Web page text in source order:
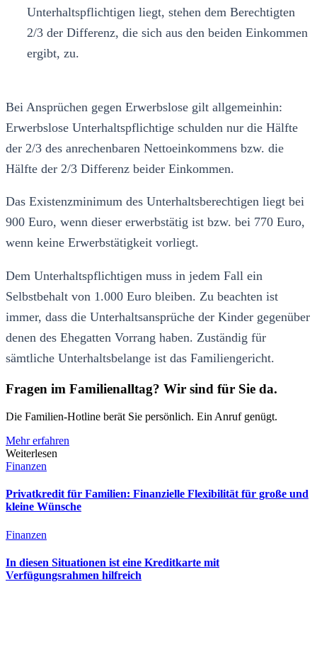
Unterhaltspflichtigen liegt, stehen dem Berechtigten
2/3 der Differenz, die sich aus den beiden Einkommen
ergibt, zu.
Bei Ansprüchen gegen Erwerbslose gilt allgemeinhin:
Erwerbslose Unterhaltspflichtige schulden nur die Hälfte
der 2/3 des anrechenbaren Nettoeinkommens bzw. die
Hälfte der 2/3 Differenz beider Einkommen.
Das Existenzminimum des Unterhaltsberechtigen liegt bei
900 Euro, wenn dieser erwerbstätig ist bzw. bei 770 Euro,
wenn keine Erwerbstätigkeit vorliegt.
Dem Unterhaltspflichtigen muss in jedem Fall ein
Selbstbehalt von 1.000 Euro bleiben. Zu beachten ist
immer, dass die Unterhaltsansprüche der Kinder gegenüber
denen des Ehegatten Vorrang haben. Zuständig für
sämtliche Unterhaltsbelange ist das Familiengericht.
Fragen im Familienalltag? Wir sind für Sie da.
Die Familien-Hotline berät Sie persönlich. Ein Anruf genügt.
Mehr erfahren
Weiterlesen
Finanzen
Privatkredit für Familien: Finanzielle Flexibilität für große und
kleine Wünsche
Finanzen
In diesen Situationen ist eine Kreditkarte mit
Verfügungsrahmen hilfreich